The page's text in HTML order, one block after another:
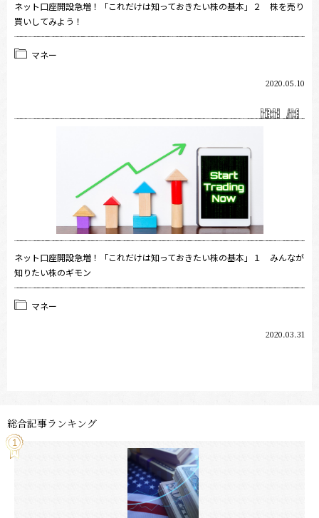
ネット口座開設急増！「これだけは知っておきたい株の基本」２ 株を売り
買いしてみよう！
マネー
2020.05.10
ネット口座開設急増！「これだけは知っておきたい株の基本」１ みんなが
知りたい株のギモン
マネー
2020.03.31
総合記事ランキング